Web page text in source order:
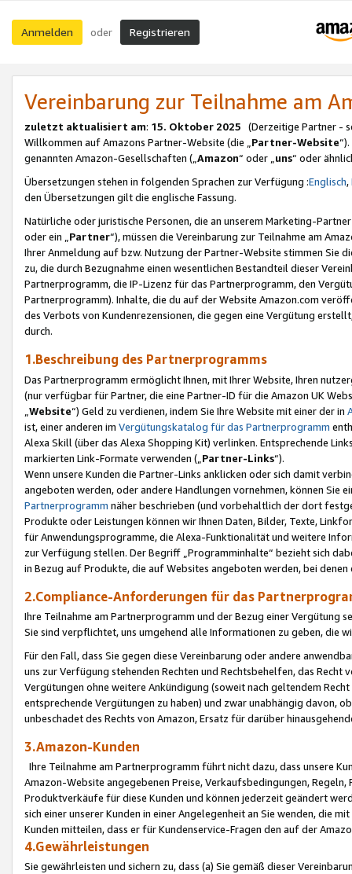
Anmelden oder Registrieren
Vereinbarung zur Teilnahme am
zuletzt aktualisiert am: 15. Oktober 2025 (Derzeitige Partner -
Willkommen auf Amazons Partner-Website (die „Partner-Website
genannten Amazon-Gesellschaften („Amazon“ oder „uns“ oder
Übersetzungen stehen in folgenden Sprachen zur Verfügung :Englisch,
den Übersetzungen gilt die englische Fassung.
Natürliche oder juristische Personen, die an unserem Marketing-
oder ein „Partner“), müssen die Vereinbarung zur Teilnahme am
Ihrer Anmeldung auf bzw. Nutzung der Partner-Website stimmen Sie
zu, die durch Bezugnahme einen wesentlichen Bestandteil dieser
Partnerprogramm, die IP-Lizenz für das Partnerprogramm, den
Partnerprogramm). Inhalte, die du auf der Website Amazon.com
des Verbots von Kundenrezensionen, die gegen eine Vergütung
durch.
1.Beschreibung des Partnerprogramms
Das Partnerprogramm ermöglicht Ihnen, mit Ihrer Website, Ihren
(nur verfügbar für Partner, die eine Partner-ID für die Amazon UK
Website“) Geld zu verdienen, indem Sie Ihre Website mit einer der in
ist, einer anderen im Vergütungskatalog für das Partnerprogramm
Alexa Skill (über das Alexa Shopping Kit) verlinken. Entsprechende
markierten Link-Formate verwenden („ Partner-Links“).
Wenn unsere Kunden die Partner-Links anklicken oder sich damit
angeboten werden, oder andere Handlungen vornehmen, können Sie
Partnerprogramm näher beschrieben (und vorbehaltlich der dort
Produkte oder Leistungen können wir Ihnen Daten, Bilder, Texte,
für Anwendungsprogramme, die Alexa-Funktionalität und weitere
zur Verfügung stellen. Der Begriff „Programminhalte“ bezieht sich
in Bezug auf Produkte, die auf Websites angeboten werden, bei
2.Compliance-Anforderungen für das
Ihre Teilnahme am Partnerprogramm und der Bezug einer Vergütung
Sie sind verpflichtet, uns umgehend alle Informationen zu geben, die
Für den Fall, dass Sie gegen diese Vereinbarung oder andere
uns zur Verfügung stehenden Rechten und Rechtsbehelfen, das
Vergütungen ohne weitere Ankündigung (soweit nach geltendem
entsprechende Vergütungen zu haben) und zwar unabhängig davon,
unbeschadet des Rechts von Amazon, Ersatz für darüber
3.Amazon-Kunden
Ihre Teilnahme am Partnerprogramm führt nicht dazu, dass unsere
Amazon-Website angegebenen Preise, Verkaufsbedingungen,
Produktverkäufe für diese Kunden und können jederzeit geändert
sich einer unserer Kunden in einer Angelegenheit an Sie wenden, die
Kunden mitteilen, dass er für Kundenservice-Fragen den auf der
4.Gewährleistungen
Sie gewährleisten und sichern zu, dass (a) Sie gemäß dieser